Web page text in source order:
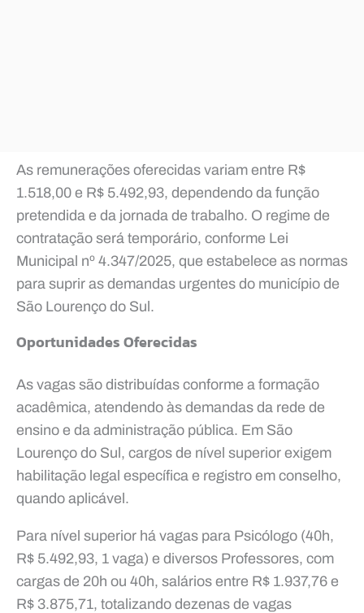
As remunerações oferecidas variam entre R$
1.518,00 e R$ 5.492,93, dependendo da função
pretendida e da jornada de trabalho. O regime de
contratação será temporário, conforme Lei
Municipal nº 4.347/2025, que estabelece as normas
para suprir as demandas urgentes do município de
São Lourenço do Sul.
Oportunidades Oferecidas
As vagas são distribuídas conforme a formação
acadêmica, atendendo às demandas da rede de
ensino e da administração pública. Em São
Lourenço do Sul, cargos de nível superior exigem
habilitação legal específica e registro em conselho,
quando aplicável.
Para nível superior há vagas para Psicólogo (40h,
R$ 5.492,93, 1 vaga) e diversos Professores, com
cargas de 20h ou 40h, salários entre R$ 1.937,76 e
R$ 3.875,71, totalizando dezenas de vagas